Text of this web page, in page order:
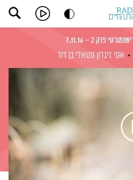
פרק 2 – 7.11.16
אסי זיגדון ונטאלי בן דוד